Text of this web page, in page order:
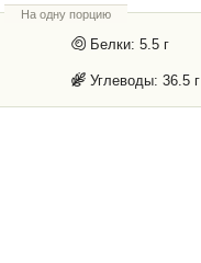
На одну порцию
Белки: 5.5 г
Углеводы: 36.5 г